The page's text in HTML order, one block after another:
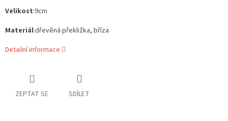
Velikost:9cm
Materiál:dřevěná překližka, bříza
Detailní informace
ZEPTAT SE SDÍLET